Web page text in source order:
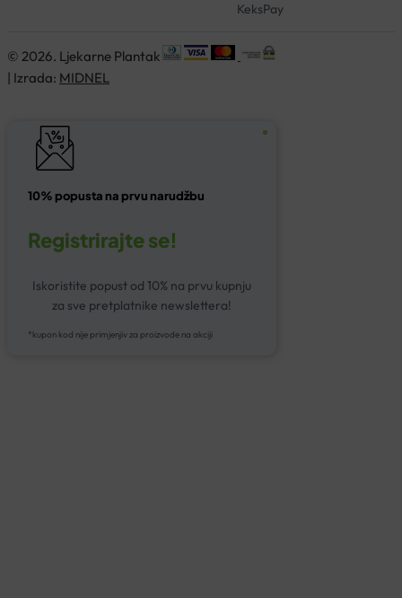
KeksPay
© 2026. Ljekarne Plantak
| Izrada: MIDNEL
10% popusta na prvu narudžbu
Registrirajte se!
Iskoristite popust od 10% na prvu kupnju
za sve pretplatnike newslettera!
*kupon kod nije primjenjiv za proizvode na akciji